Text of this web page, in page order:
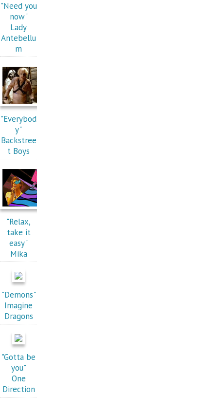
"Need you
now"
Lady
Antebellu
m
"Everybod
y"
Backstree
t Boys
"Relax,
take it
easy"
Mika
"Demons"
Imagine
Dragons
"Gotta be
you"
One
Direction